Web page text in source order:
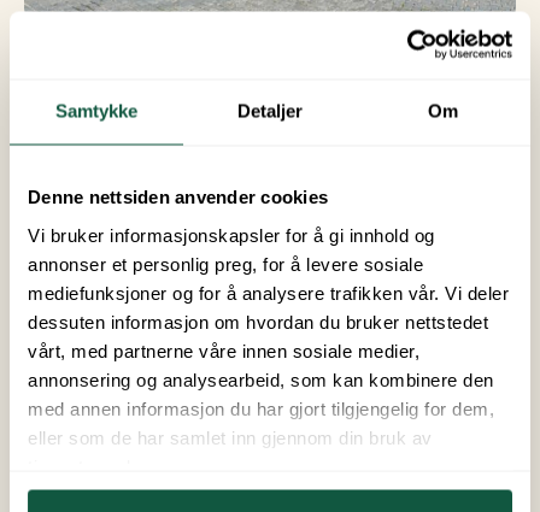
Samtykke Detaljer Om
Denne nettsiden anvender cookies
Vi bruker informasjonskapsler for å gi innhold og
annonser et personlig preg, for å levere sosiale
mediefunksjoner og for å analysere trafikken vår. Vi deler
dessuten informasjon om hvordan du bruker nettstedet
vårt, med partnerne våre innen sosiale medier,
annonsering og analysearbeid, som kan kombinere den
med annen informasjon du har gjort tilgjengelig for dem,
eller som de har samlet inn gjennom din bruk av
fußläufig zum Zentrum von Brumunddal – perfekt,
um die Stadt zu Fuß zu erkunden. Topcamp Mjøsa
Alle Stellplätze sind deutlich markiert und für
Wohnmobile bis 8 Meter geeignet.
Eine Ver- und Entsorgungsstation steht
ganzjährig zur Verfügung – im Preis inbegriffen.
Möchtest du Zugang zu Dusche und WC? Für nur
50 NOK pro Buchung erhältst du Zugang zum
Servicehaus bei Topcamp Mjøsa.